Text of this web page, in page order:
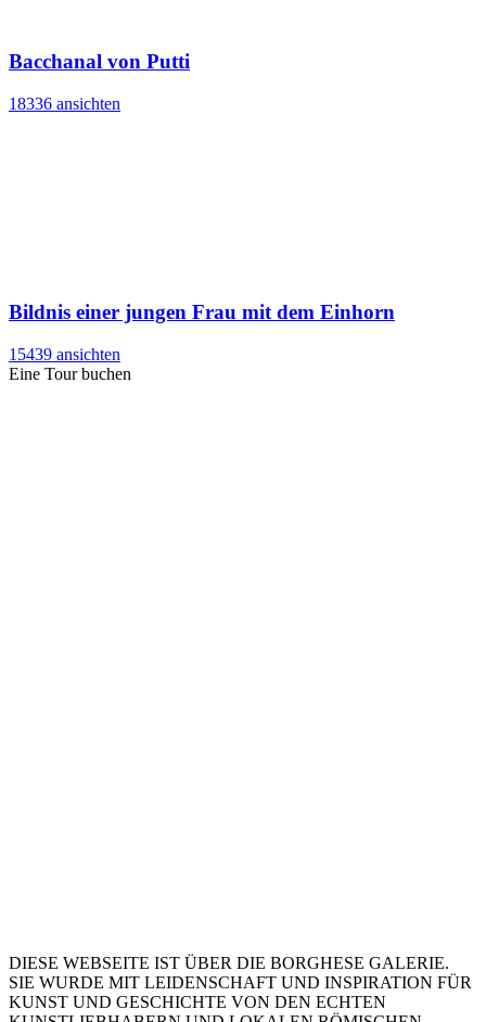
Bacchanal von Putti
18336 ansichten
Bildnis einer jungen Frau mit dem Einhorn
15439 ansichten
Eine Tour buchen
DIESE WEBSEITE IST ÜBER DIE BORGHESE GALERIE.
SIE WURDE MIT LEIDENSCHAFT UND INSPIRATION FÜR
KUNST UND GESCHICHTE VON DEN ECHTEN